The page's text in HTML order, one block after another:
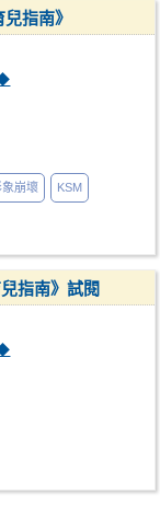
指南》
象崩壞 KSM
指南》試閱